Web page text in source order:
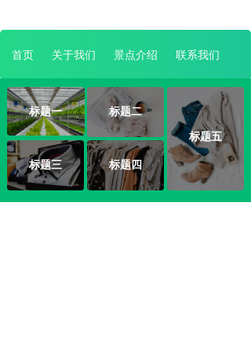
首页 关于我们 景点介绍 联系我们
标题一
标题五
标题二
标题三 标题四